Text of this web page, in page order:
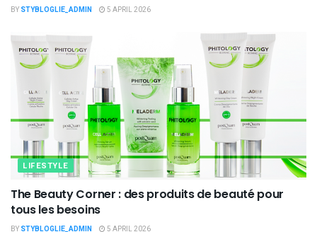
BY STYBLOGLIE_ADMIN 5 APRIL 2026
LIFESTYLE
The Beauty Corner : des produits de beauté pour
tous les besoins
BY STYBLOGLIE_ADMIN 5 APRIL 2026